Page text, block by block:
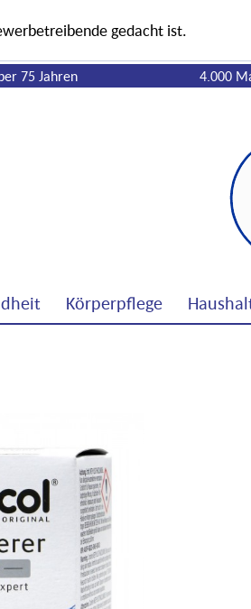
75 Jahren 4.000
Körperpflege
gedacht ist.